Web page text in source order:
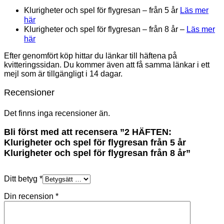
Klurigheter och spel för flygresan – från 5 år Läs mer
här
Klurigheter och spel för flygresan – från 8 år – Läs mer
här
Efter genomfört köp hittar du länkar till häftena på
kvitteringssidan. Du kommer även att få samma länkar i ett
mejl som är tillgängligt i 14 dagar.
Recensioner
Det finns inga recensioner än.
Bli först med att recensera ”2 HÄFTEN:
Klurigheter och spel för flygresan från 5 år
Klurigheter och spel för flygresan från 8 år”
Ditt betyg *
Din recension *